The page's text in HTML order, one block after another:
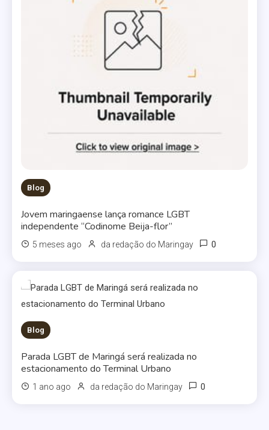
Blog
Jovem maringaense lança romance LGBT
independente “Codinome Beija-flor”
5 meses ago da redação do Maringay 0
Blog
Parada LGBT de Maringá será realizada no
estacionamento do Terminal Urbano
1 ano ago da redação do Maringay 0